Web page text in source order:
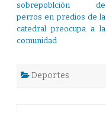
sobrepoblciòn de
perros en predios de la
catedral preocupa a la
comunidad
Deportes